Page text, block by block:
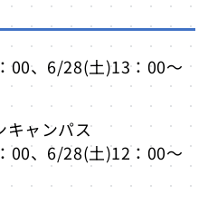
00、6/28(土)13：00～
キャンパス
00、6/28(土)12：00～